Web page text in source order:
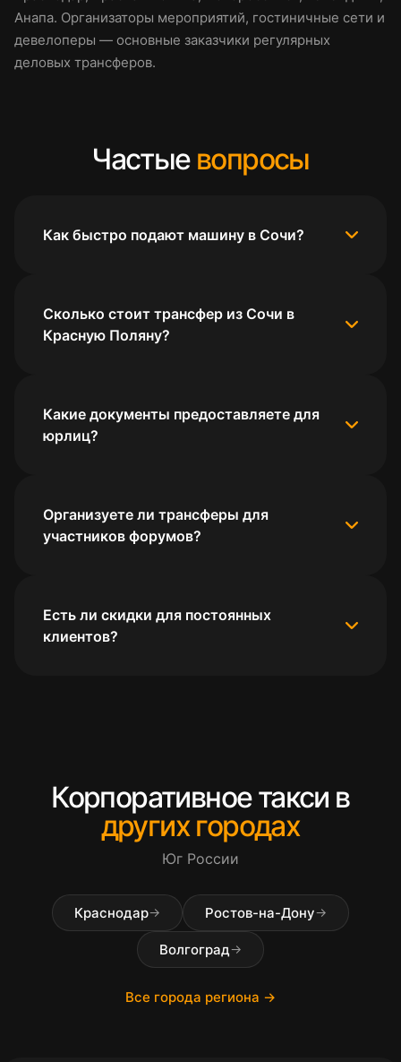
Анапа. Организаторы мероприятий, гостиничные сети и
девелоперы — основные заказчики регулярных
деловых трансферов.
Частые вопросы
Как быстро подают машину в Сочи?
Сколько стоит трансфер из Сочи в
Красную Поляну?
Какие документы предоставляете для
юрлиц?
Организуете ли трансферы для
участников форумов?
Есть ли скидки для постоянных
клиентов?
Корпоративное такси в
других городах
Юг России
Краснодар→ Ростов-на-Дону→
Волгоград→
Все города региона →